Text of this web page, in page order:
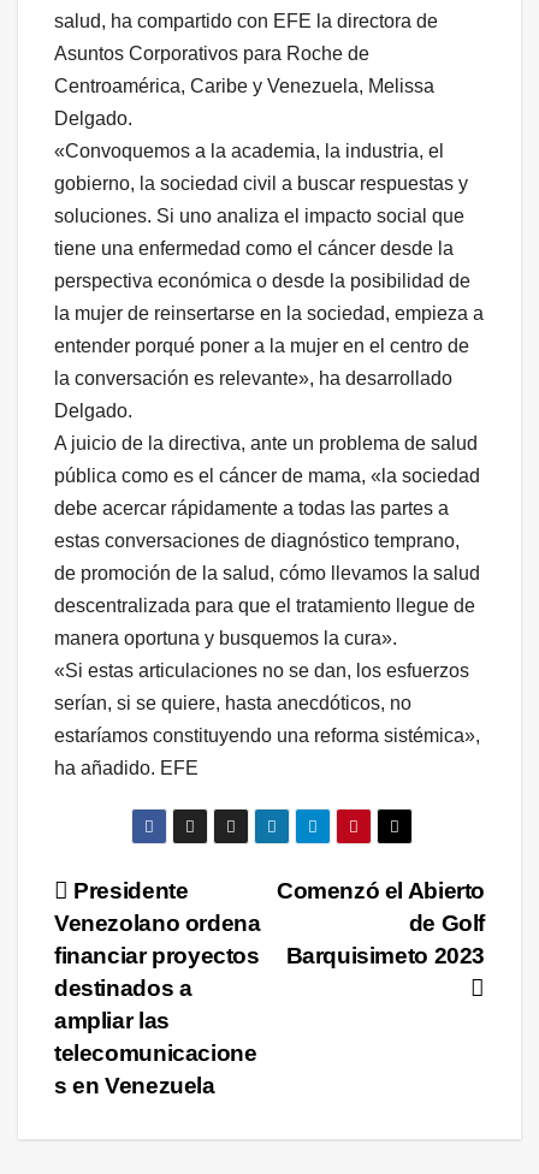
salud, ha compartido con EFE la directora de
Asuntos Corporativos para Roche de
Centroamérica, Caribe y Venezuela, Melissa
Delgado.
«Convoquemos a la academia, la industria, el
gobierno, la sociedad civil a buscar respuestas y
soluciones. Si uno analiza el impacto social que
tiene una enfermedad como el cáncer desde la
perspectiva económica o desde la posibilidad de
la mujer de reinsertarse en la sociedad, empieza a
entender porqué poner a la mujer en el centro de
la conversación es relevante», ha desarrollado
Delgado.
A juicio de la directiva, ante un problema de salud
pública como es el cáncer de mama, «la sociedad
debe acercar rápidamente a todas las partes a
estas conversaciones de diagnóstico temprano,
de promoción de la salud, cómo llevamos la salud
descentralizada para que el tratamiento llegue de
manera oportuna y busquemos la cura».
«Si estas articulaciones no se dan, los esfuerzos
serían, si se quiere, hasta anecdóticos, no
estaríamos constituyendo una reforma sistémica»,
ha añadido. EFE
Navegación
de
entradas
Comenzó el Abierto
de Golf
Barquisimeto 2023
Presidente
Venezolano ordena
financiar proyectos
destinados a
ampliar las
telecomunicacione
s en Venezuela